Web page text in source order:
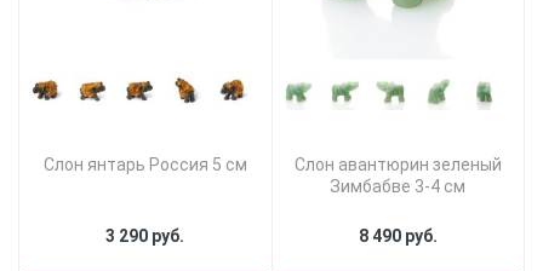
Слон янтарь Россия 5 см
3 290 руб.
Слон авантюрин зеленый
Зимбабве 3-4 см
8 490 руб.